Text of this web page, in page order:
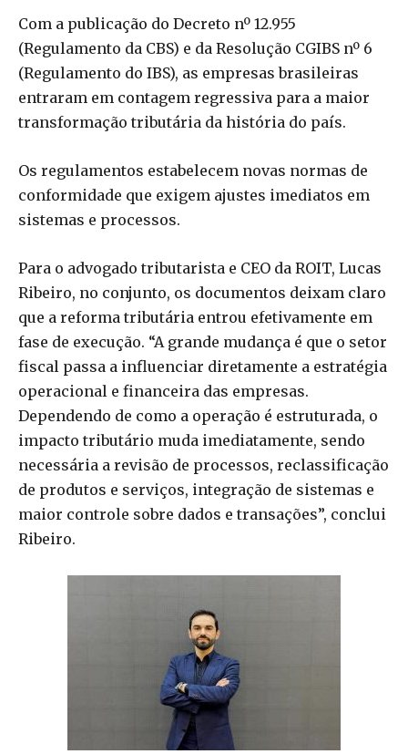
Com a publicação do Decreto nº 12.955
(Regulamento da CBS) e da Resolução CGIBS nº 6
(Regulamento do IBS), as empresas brasileiras
entraram em contagem regressiva para a maior
transformação tributária da história do país.
Os regulamentos estabelecem novas normas de
conformidade que exigem ajustes imediatos em
sistemas e processos.
Para o advogado tributarista e CEO da ROIT, Lucas
Ribeiro, no conjunto, os documentos deixam claro
que a reforma tributária entrou efetivamente em
fase de execução. “A grande mudança é que o setor
fiscal passa a influenciar diretamente a estratégia
operacional e financeira das empresas.
Dependendo de como a operação é estruturada, o
impacto tributário muda imediatamente, sendo
necessária a revisão de processos, reclassificação
de produtos e serviços, integração de sistemas e
maior controle sobre dados e transações”, conclui
Ribeiro.